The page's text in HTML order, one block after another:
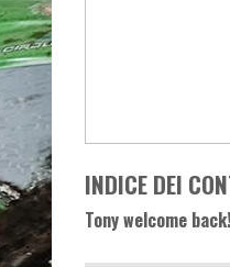
INDICE DEI
Tony welcome back!